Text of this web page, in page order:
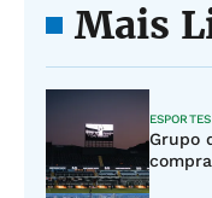
Mais
ESPORTES
Grupo